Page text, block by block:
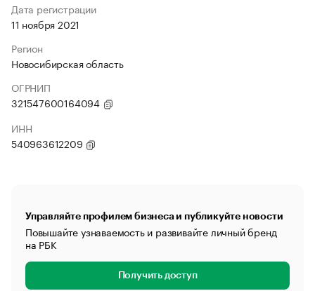
Дата регистрации
11 ноября 2021
Регион
Новосибирская область
ОГРНИП
321547600164094
ИНН
540963612209
Управляйте профилем бизнеса и публикуйте новости
Повышайте узнаваемость и развивайте личный бренд
на РБК
Получить доступ